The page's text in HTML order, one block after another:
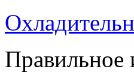
Правильное